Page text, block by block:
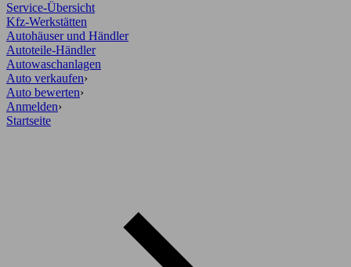
Service-Übersicht
Kfz-Werkstätten
Autohäuser und Händler
Autoteile-Händler
Autowaschanlagen
Auto verkaufen›
Auto bewerten›
Anmelden›
Startseite